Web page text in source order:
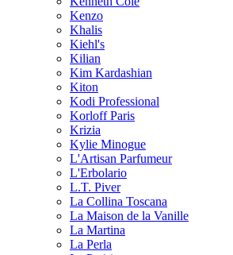
Kenzo
Khalis
Kiehl's
Kilian
Kim Kardashian
Kiton
Kodi Professional
Korloff Paris
Krizia
Kylie Minogue
L'Artisan Parfumeur
L'Erbolario
L.T. Piver
La Collina Toscana
La Maison de la Vanille
La Martina
La Perla